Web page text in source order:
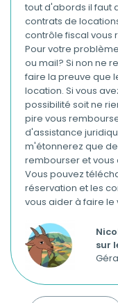
tout d'abords il faut
contrats de
contrôle fiscal vous
Pour votre
ou mail? Si non ne
faire la preuve que
location. Si vous
possibilité soit ne
pire vous
d'assistance
m'étonnerez que
rembourser et vous
Vous pouvez
réservation et les
vous aider à faire le
sur